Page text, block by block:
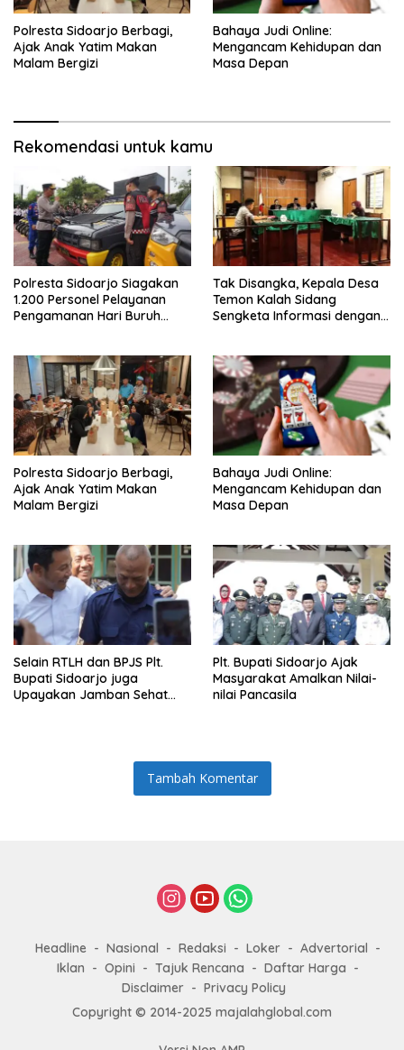
Polresta Sidoarjo Berbagi,
Ajak Anak Yatim Makan
Malam Bergizi
Bahaya Judi Online:
Mengancam Kehidupan dan
Masa Depan
Rekomendasi untuk kamu
Polresta Sidoarjo Siagakan
1.200 Personel Pelayanan
Pengamanan Hari Buruh
Tak Disangka, Kepala Desa
Temon Kalah Sidang
Sengketa Informasi dengan
Polresta Sidoarjo Berbagi,
Ajak Anak Yatim Makan
Malam Bergizi
Bahaya Judi Online:
Mengancam Kehidupan dan
Masa Depan
Selain RTLH dan BPJS Plt.
Bupati Sidoarjo juga
Upayakan Jamban Sehat
Plt. Bupati Sidoarjo Ajak
Masyarakat Amalkan Nilai-
nilai Pancasila
Tambah Komentar
Headline Nasional Redaksi Loker
Advertorial
Iklan
Opini Tajuk Rencana
Daftar Harga
Disclaimer
Privacy Policy
Copyright © 2014-2025 majalahglobal.com